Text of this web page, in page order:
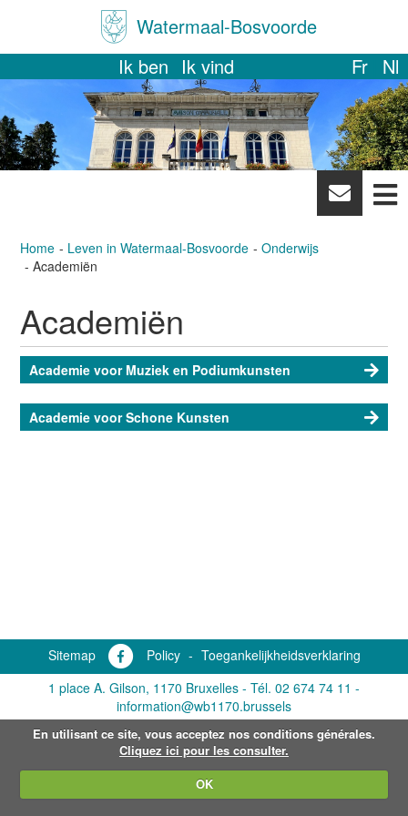
Watermaal-Bosvoorde
Ik ben Ik vind Fr Nl
News
Home Leven in Watermaal-Bosvoorde
Onderwijs
Academiën
Academiën
Academie voor Muziek en Podiumkunsten
Academie voor Schone Kunsten
Sitemap Policy - Toegankelijkheidsverklaring
1 place A. Gilson, 1170 Bruxelles - Tél. 02 674 74 11 -
information@wb1170.brussels
En utilisant ce site, vous acceptez nos conditions générales.
Cliquez ici pour les consulter.
OK